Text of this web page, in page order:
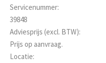
Servicenummer:
39848
Adviesprijs (excl. BTW):
Prijs op aanvraag.
Locatie: